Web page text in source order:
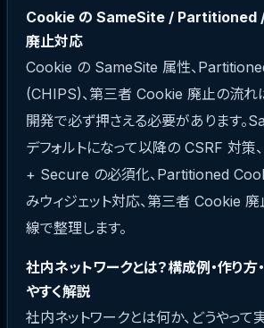
Cookie の SameSite / Partitioned
廃止対応
Cookie の SameSite 属性、
(CHIPS)、第三者 Cookie 廃止の流れ
開発で必ず押さえる必要があります。
デフォルトになって以降の CSRF 対
+ Secure の必須化、Partitioned
みウィジェット対応、第三者 Cookie
線で整理します。
社内ネットワークとは？構成例・作り方
やすく解説
社内ネットワークとは何か、どうやって